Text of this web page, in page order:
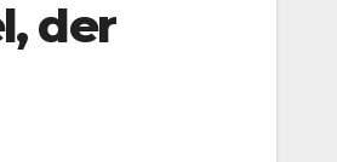
der